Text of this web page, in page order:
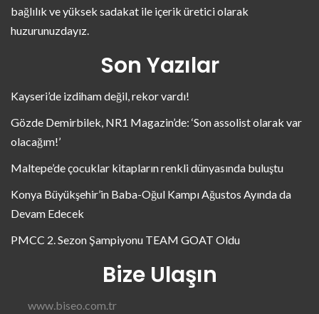
bağlılık ve yüksek sadakat ile içerik üretici olarak
huzurunuzdayız.
Son Yazılar
Kayseri’de izdiham değil, rekor vardı!
Gözde Demirbilek, NR1 Magazin’de: ‘Son assolist olarak var
olacağım!’
Maltepe’de çocuklar kitapların renkli dünyasında buluştu
Konya Büyükşehir’in Baba-Oğul Kampı Ağustos Ayında da
Devam Edecek
PMCC 2. Sezon Şampiyonu TEAM GOAT Oldu
Bize Ulaşın
www.biseo.com.tr